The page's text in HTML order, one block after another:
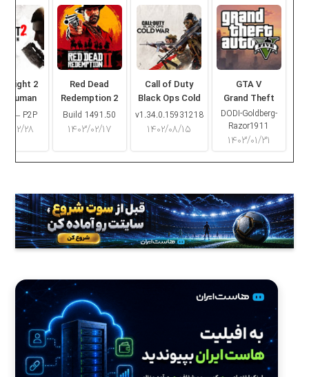
GTA V
Grand Theft
Auto V
DODI-Goldberg-
Razor1911
۱۴۰۳/۰۱/۳۱
Call of Duty
Black Ops Cold
War
v1.34.0.15931218
۱۴۰۲/۰۸/۱۵
Red Dead
Redemption 2
Build 1491.50
۱۴۰۳/۰۲/۱۷
Light 2
Human
– P2P
۱۴۰۳/